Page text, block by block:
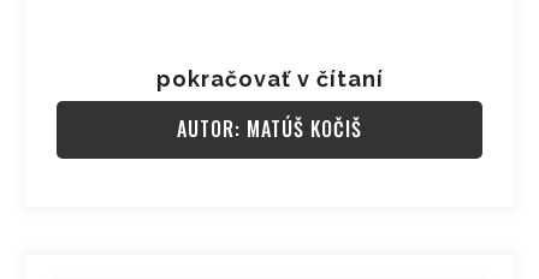
pokračovať v čítaní
AUTOR: MATÚŠ KOČIŠ